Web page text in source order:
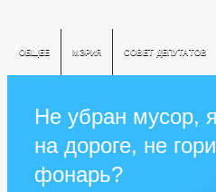
ОБЩЕЕ МЭРИЯ СОВЕТ ДЕПУТАТОВ
Не убран мусор,
на дороге, не
фонарь?